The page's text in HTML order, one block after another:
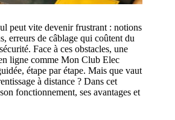
peut vite devenir frustrant : notions
erreurs de câblage qui coûtent du
Face à ces obstacles, une
ligne comme Mon Club Elec
étape par étape. Mais que vaut
à distance ? Dans cet
fonctionnement, ses avantages et